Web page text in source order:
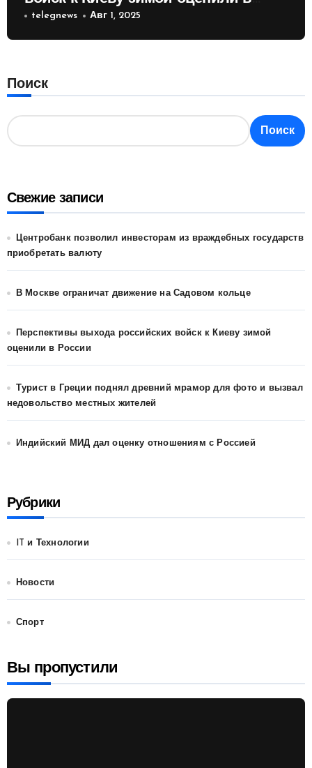
России
telegnews Авг 1, 2025
Поиск
Поиск
Свежие записи
Центробанк позволил инвесторам из враждебных государств
приобретать валюту
В Москве ограничат движение на Садовом кольце
Перспективы выхода российских войск к Киеву зимой
оценили в России
Турист в Греции поднял древний мрамор для фото и вызвал
недовольство местных жителей
Индийский МИД дал оценку отношениям с Россией
Рубрики
IT и Технологии
Новости
Спорт
Вы пропустили